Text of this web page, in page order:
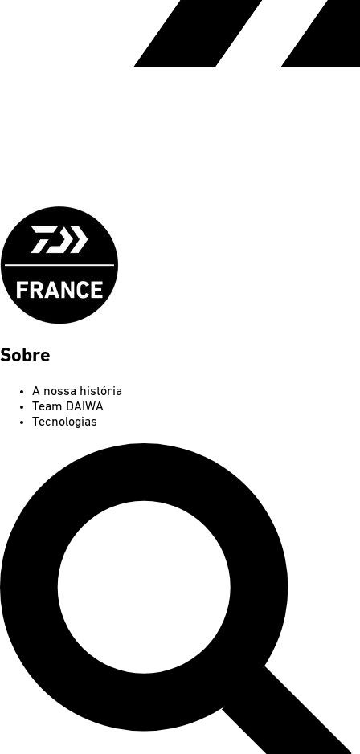
Sobre
A nossa história
Team DAIWA
Tecnologias